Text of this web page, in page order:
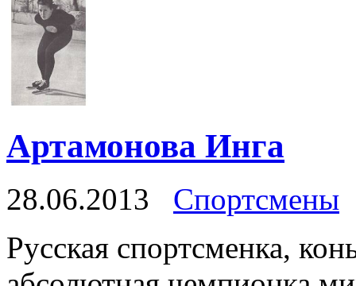
Артамонова Инга
28.06.2013
Спортсмены
Русская спортсменка,